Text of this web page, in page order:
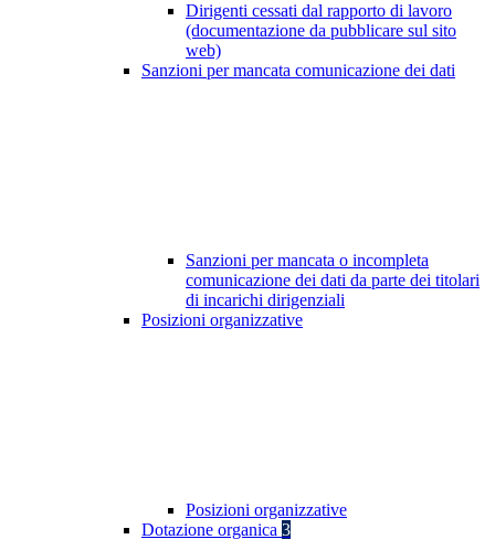
Dirigenti cessati dal rapporto di lavoro
(documentazione da pubblicare sul sito
web)
Sanzioni per mancata comunicazione dei dati
Sanzioni per mancata o incompleta
comunicazione dei dati da parte dei titolari
di incarichi dirigenziali
Posizioni organizzative
Posizioni organizzative
Dotazione organica 3